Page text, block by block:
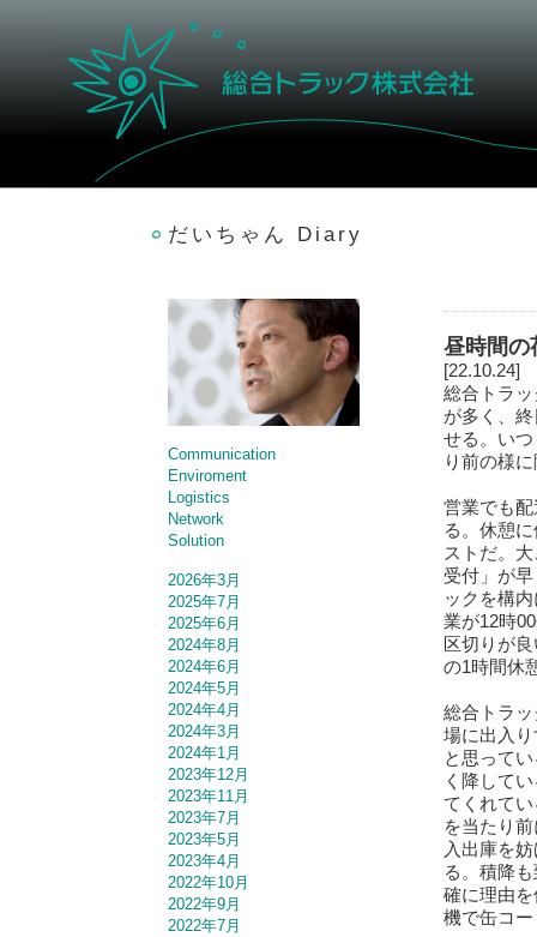
だいちゃん Diary
Communication
Enviroment
Logistics
Network
Solution
2026年3月
2025年7月
2025年6月
2024年8月
2024年6月
2024年5月
2024年4月
2024年3月
2024年1月
2023年12月
2023年11月
2023年7月
2023年5月
2023年4月
2022年10月
2022年9月
2022年7月
昼時間の
[22.10.24]
総合トラ
が多く、
せる。い
り前の様
営業でも
る。休憩
ストだ。
受付」が
ックを構
業が12時
区切りが
の1時間休
総合トラ
場に出入
と思って
く降して
てくれて
を当たり
入出庫を
る。積降
確に理由
機で缶コ